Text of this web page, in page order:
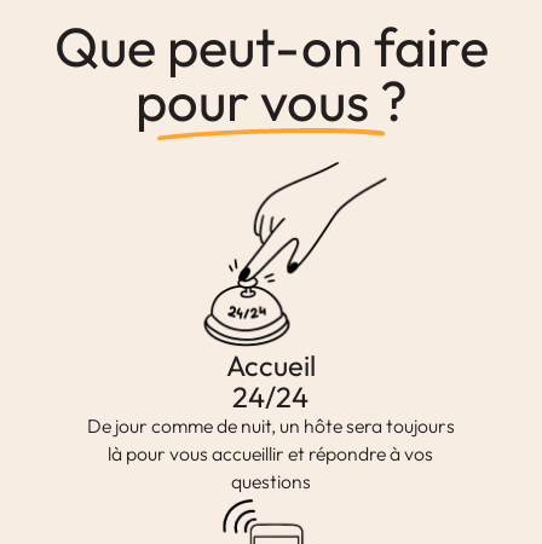
Que peut-on faire
pour vous ?
Accueil
24/24
De jour comme de nuit, un hôte sera toujours
là pour vous accueillir et répondre à vos
questions